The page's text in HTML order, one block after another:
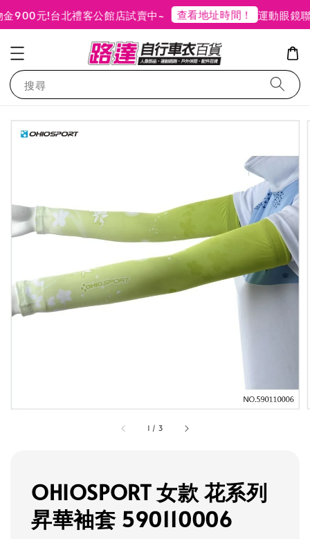
900元!台北禮客公館店試賣中~ 查看地址時間！ 運動眼鏡聯
搜尋
1 / 3
OHIOSPORT 女款 花系列
昇華袖套 590110006